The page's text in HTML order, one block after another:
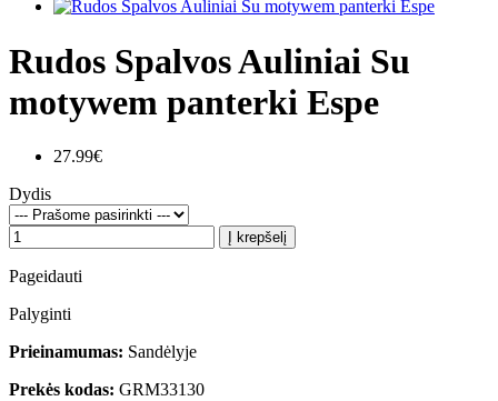
Rudos Spalvos Auliniai Su
motywem panterki Espe
27.99€
Dydis
Į krepšelį
Pageidauti
Palyginti
Prieinamumas: Sandėlyje
Prekės kodas: GRM33130